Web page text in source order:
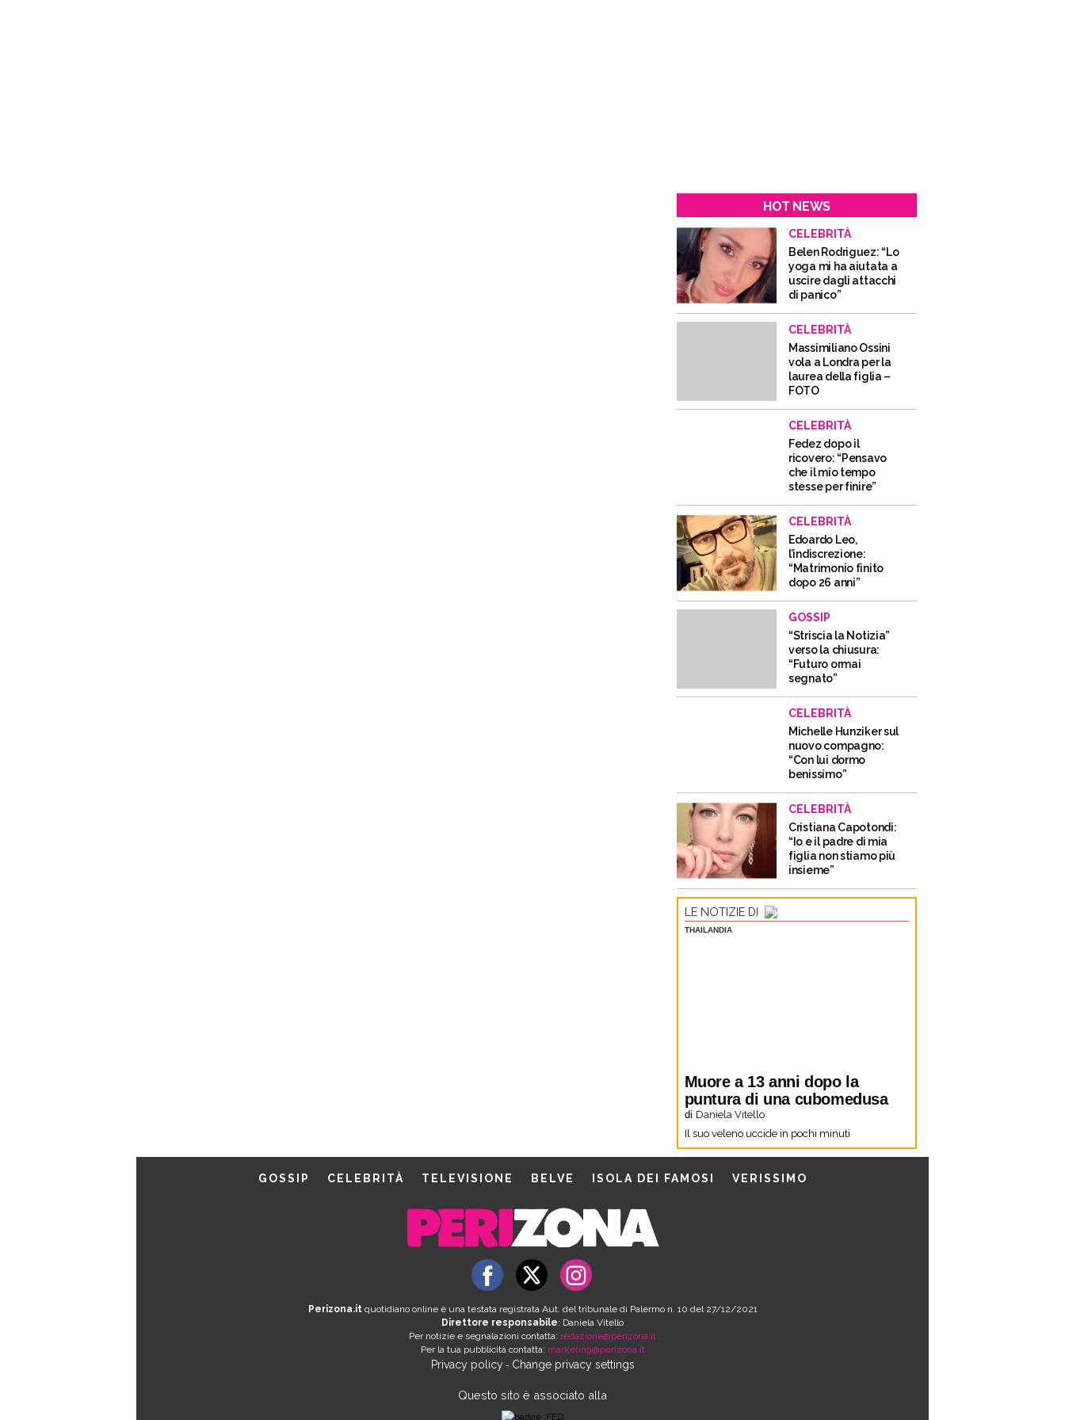
HOT NEWS
CELEBRITÀ
Belen Rodriguez: “Lo
yoga mi ha aiutata a
uscire dagli attacchi
di panico”
CELEBRITÀ
Massimiliano Ossini
vola a Londra per la
laurea della figlia –
FOTO
CELEBRITÀ
Fedez dopo il
ricovero: “Pensavo
che il mio tempo
stesse per finire”
CELEBRITÀ
Edoardo Leo,
l’indiscrezione:
“Matrimonio finito
dopo 26 anni”
GOSSIP
“Striscia la Notizia”
verso la chiusura:
“Futuro ormai
segnato”
CELEBRITÀ
Michelle Hunziker sul
nuovo compagno:
“Con lui dormo
benissimo”
CELEBRITÀ
Cristiana Capotondi:
“Io e il padre di mia
figlia non stiamo più
insieme”
LE NOTIZIE DI
THAILANDIA
Muore a 13 anni dopo la
puntura di una cubomedusa
di Daniela Vitello
Il suo veleno uccide in pochi minuti
GOSSIP CELEBRITÀ TELEVISIONE BELVE ISOLA DEI FAMOSI VERISSIMO
Perizona.itquotidiano online è una testata registrata Aut. del tribunale di Palermo n. 10 del 27/12/2021
Direttore responsabile: Daniela Vitello
Per notizie e segnalazioni contatta: redazione@perizona.it
Per la tua pubblicità contatta: marketing@perizona.it
Privacy policy- Change privacy settings
Questo sito è associato alla